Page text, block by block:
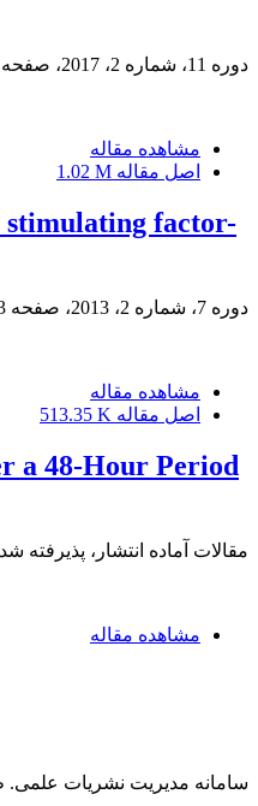
دوره 11، شماره 2، 2017، صفحه
مشاهده مقاله
اصل مقاله 1.02 M
stimulating factor-
دوره 7، شماره 2، 2013، صفحه
مشاهده مقاله
اصل مقاله 513.35 K
a 48-Hour Period
مقالات آماده انتشار، پذیرفته
مشاهده مقاله
سامانه مدیریت نشریات علمی.